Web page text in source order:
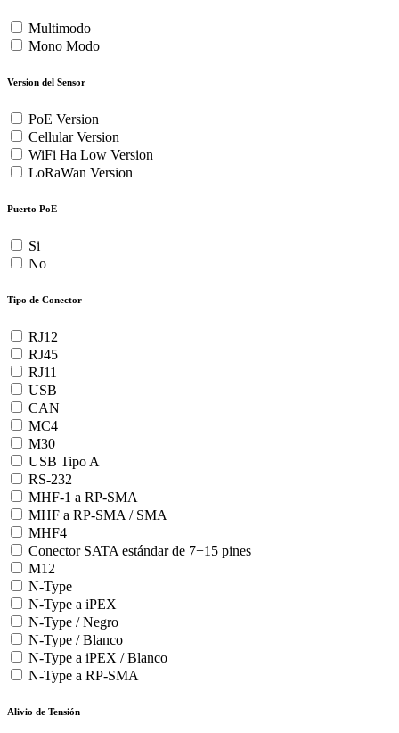
Multimodo
Mono Modo
Version del Sensor
PoE Version
Cellular Version
WiFi Ha Low Version
LoRaWan Version
Puerto PoE
Si
No
Tipo de Conector
RJ12
RJ45
RJ11
USB
CAN
MC4
M30
USB Tipo A
RS-232
MHF-1 a RP-SMA
MHF a RP-SMA / SMA
MHF4
Conector SATA estándar de 7+15 pines
M12
N-Type
N-Type a iPEX
N-Type / Negro
N-Type / Blanco
N-Type a iPEX / Blanco
N-Type a RP-SMA
Alivio de Tensión